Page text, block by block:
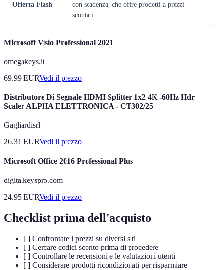
Offerta Flash
con scadenza, che offre prodotti a prezzi
scontati.
Microsoft Visio Professional 2021
omegakeys.it
69.99 EURVedi il prezzo
Distributore Di Segnale HDMI Splitter 1x2 4K -60Hz Hdr
Scaler ALPHA ELETTRONICA - CT302/25
Gagliardisrl
26.31 EURVedi il prezzo
Microsoft Office 2016 Professional Plus
digitalkeyspro.com
24.95 EURVedi il prezzo
Checklist prima dell'acquisto
[ ] Confrontare i prezzi su diversi siti
[ ] Cercare codici sconto prima di procedere
[ ] Controllare le recensioni e le valutazioni utenti
[ ] Considerare prodotti ricondizionati per risparmiare